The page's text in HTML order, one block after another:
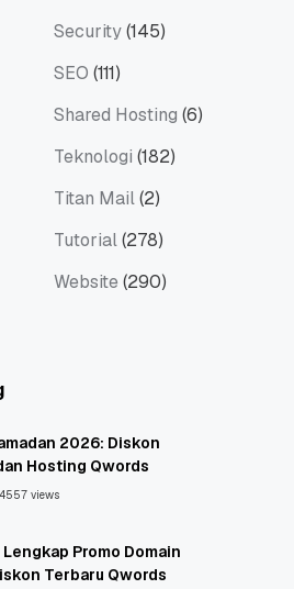
Security(145)
SEO (111)
Shared Hosting (6)
Teknologi (182)
Titan Mail(2)
Tutorial(278)
Website (290)
2026: Diskon
Hosting Qwords
4557 views
Lengkap Promo Domain
Terbaru Qwords